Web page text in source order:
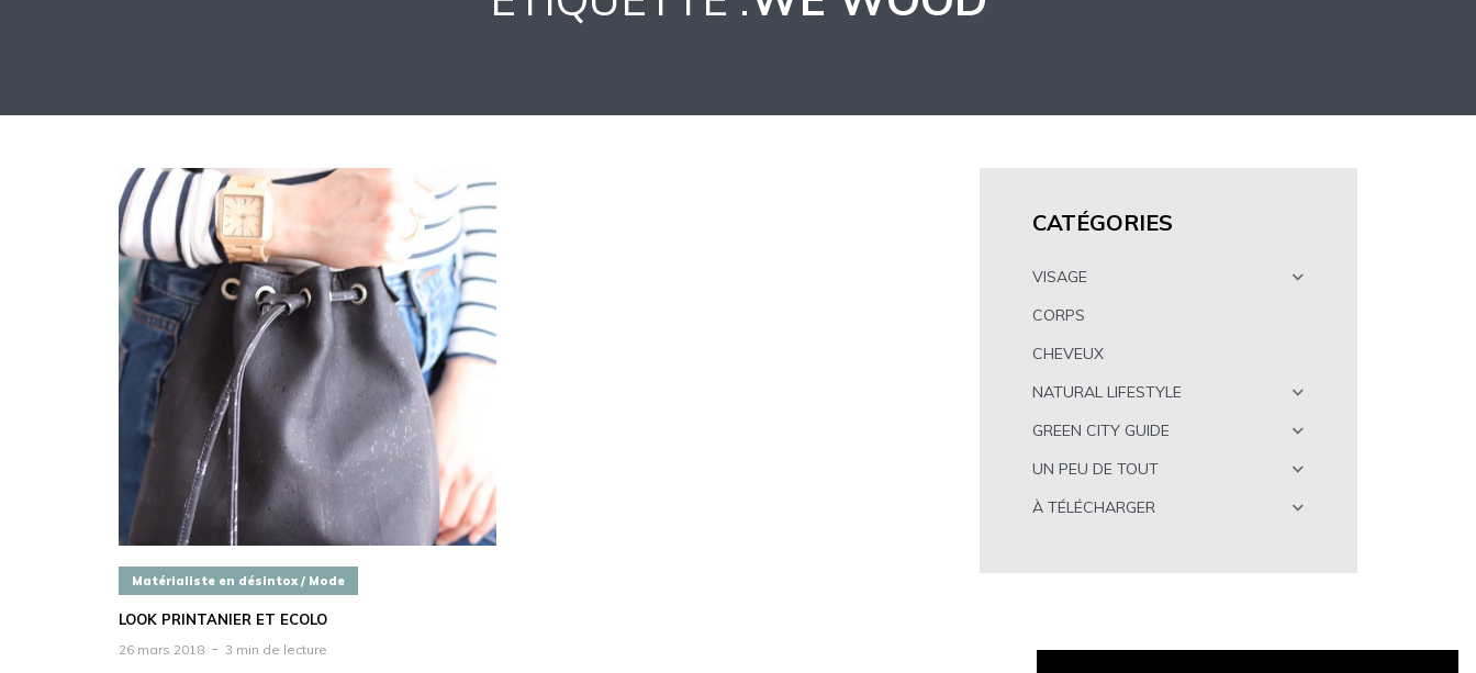
Matérialiste en désintox / Mode
LOOK PRINTANIER ET ECOLO
26 mars 2018 3 min de lecture
CATÉGORIES
VISAGE
CORPS
CHEVEUX
NATURAL LIFESTYLE
GREEN CITY GUIDE
UN PEU DE TOUT
À TÉLÉCHARGER